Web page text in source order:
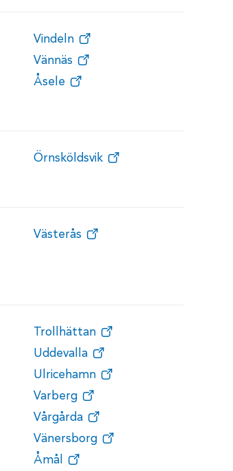
Vindeln
Vännäs
Åsele
Örnsköldsvik
Västerås
Trollhättan
Uddevalla
Ulricehamn
Varberg
Vårgårda
Vänersborg
Åmål